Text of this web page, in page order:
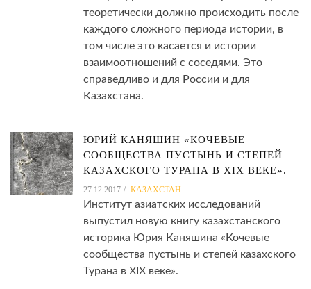
теоретически должно происходить после
каждого сложного периода истории, в
том числе это касается и истории
взаимоотношений с соседями. Это
справедливо и для России и для
Казахстана.
ЮРИЙ КАНЯШИН «КОЧЕВЫЕ
СООБЩЕСТВА ПУСТЫНЬ И СТЕПЕЙ
КАЗАХСКОГО ТУРАНА В XIX ВЕКЕ».
27.12.2017 КАЗАХСТАН
Институт азиатских исследований
выпустил новую книгу казахстанского
историка Юрия Каняшина «Кочевые
сообщества пустынь и степей казахского
Турана в XIX веке».